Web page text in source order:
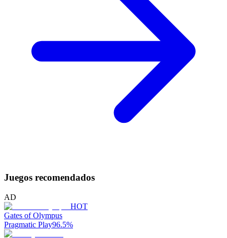
Juegos recomendados
AD
HOT
Gates of Olympus
Pragmatic Play96.5%